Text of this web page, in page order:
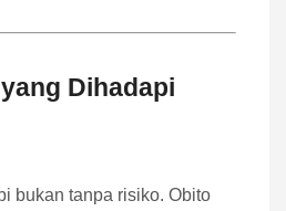
Dihadapi
bukan tanpa risiko. Obito